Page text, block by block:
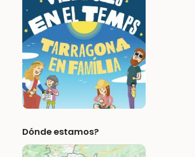
Dónde estamos?